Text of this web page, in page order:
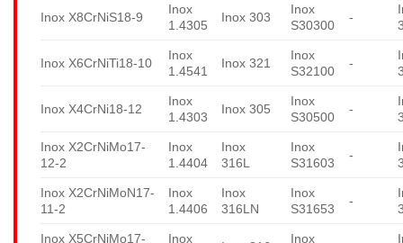
Inox X8CrNiS18-9
Inox
1.4305
Inox 303
Inox
S30300
-
Inox X6CrNiTi18-10
Inox
1.4541
Inox 321
Inox
S32100
-
Inox X4CrNi18-12
Inox
1.4303
Inox 305
Inox
S30500
-
Inox X2CrNiMo17-
12-2
Inox
1.4404
Inox
316L
Inox
S31603
-
Inox X2CrNiMoN17-
11-2
Inox
1.4406
Inox
316LN
Inox
S31653
-
Inox X5CrNiMo17-
Inox
Inox